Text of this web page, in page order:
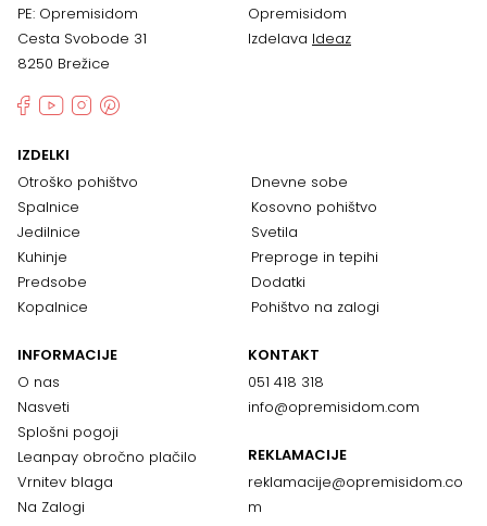
PE: Opremisidom
Cesta Svobode 31
8250 Brežice
Opremisidom
Izdelava Ideaz
IZDELKI
Otroško pohištvo
Spalnice
Jedilnice
Kuhinje
Predsobe
Kopalnice
Dnevne sobe
Kosovno pohištvo
Svetila
Preproge in tepihi
Dodatki
Pohištvo na zalogi
INFORMACIJE
O nas
Nasveti
Splošni pogoji
Leanpay obročno plačilo
Vrnitev blaga
Na Zalogi
KONTAKT
051 418 318
info@opremisidom.com
REKLAMACIJE
reklamacije@opremisidom.co
m